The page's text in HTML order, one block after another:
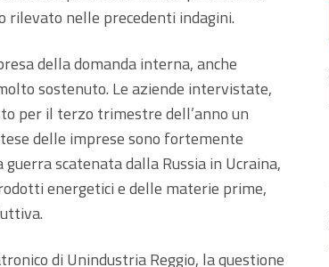
rilevato nelle precedenti indagini.
della domanda interna, anche
sostenuto. Le aziende intervistate,
per il terzo trimestre dell’anno un
delle imprese sono fortemente
scatenata dalla Russia in Ucraina,
energetici e delle materie prime,
di Unindustria Reggio, la questione